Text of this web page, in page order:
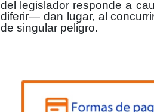
del legislador responde a
diferir— dan lugar, al
de singular peligro.